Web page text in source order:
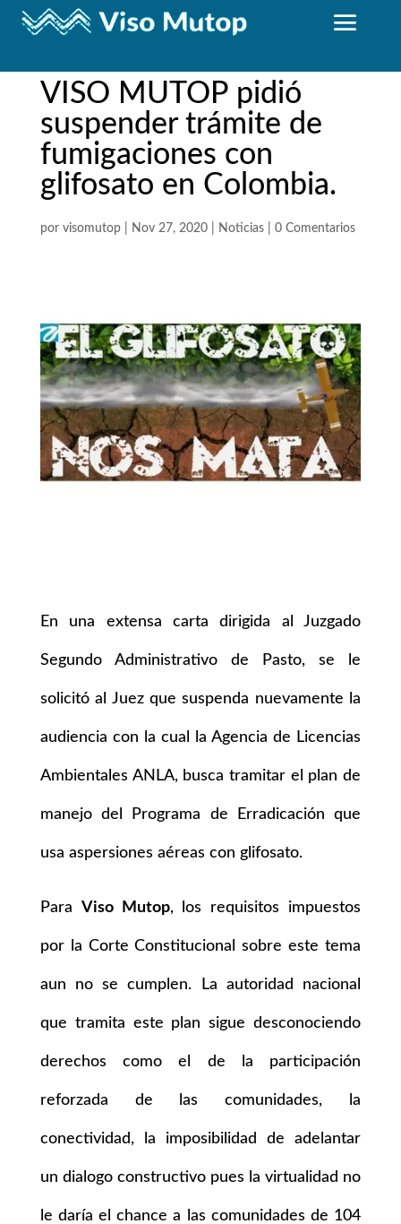
VISO MUTOP pidió
suspender trámite de
fumigaciones con
glifosato en Colombia.
por visomutop| Nov 27, 2020| Noticias| 0 Comentarios
En una extensa carta dirigida al Juzgado
Segundo Administrativo de Pasto, se le
solicitó al Juez que suspenda nuevamente la
audiencia con la cual la Agencia de Licencias
Ambientales ANLA, busca tramitar el plan de
manejo del Programa de Erradicación que
usa aspersiones aéreas con glifosato.
Para Viso Mutop, los requisitos impuestos
por la Corte Constitucional sobre este tema
aun no se cumplen. La autoridad nacional
que tramita este plan sigue desconociendo
derechos como el de la participación
reforzada de las comunidades, la
conectividad, la imposibilidad de adelantar
un dialogo constructivo pues la virtualidad no
le daría el chance a las comunidades de 104